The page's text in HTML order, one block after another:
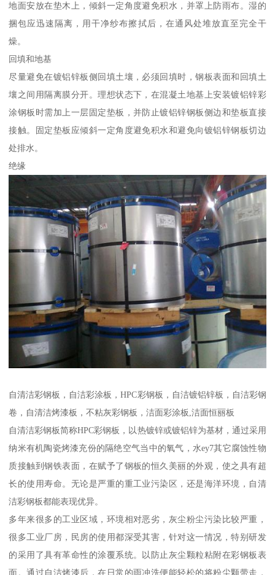
地面安放在垫木上，倾斜一定角度避免积水，并罩上防雨布。湿的
捆包应迅速隔离，用干净纱布擦拭后，在通风处堆放直至完全干
燥。
回填和地基
尽量避免在镀铝锌板侧回填土壤，必须回填时，钢板表面和回填土
壤之间用隔离膜分开。理想状态下，在混凝土地基上安装镀铝锌彩
涂钢板时需加上一层固定垫板，并防止镀铝锌钢板侧边和垫板直接
接触。固定垫板应倾斜一定角度避免积水和避免向镀铝锌钢板切边
处排水。
绝缘
自清洁彩钢板，自洁彩涂板，HPC彩钢板，自洁镀铝锌板，自洁彩钢
卷，自清洁烤漆板，不粘灰彩钢板，洁面彩涂板,洁面恒丽板
自清洁彩钢板简称HPC彩钢板，以热镀锌或镀铝锌为基材，通过采用
纳米有机陶瓷烤漆充份的隔绝空气当中的氧气，水ey7其它腐蚀性物
质接触到钢铁表面，在赋予了钢板的恒久美丽的外观，使之具有超
长的使用寿命。无论是严重的重工业污染区，还是海洋环境，自清
洁彩钢板都能表现优异。
多年来很多的工业区域，环境相对恶劣，灰尘粉尘污染比较严重，
很多工业厂房，民房的使用都深受其害，针对这一情况，特别研发
的采用了具有革命性的涂覆系统。以防止灰尘颗粒粘附在彩钢板表
面。通过自洁烤漆后，在日常的雨冲洗便能轻松的将粉尘颗带走，